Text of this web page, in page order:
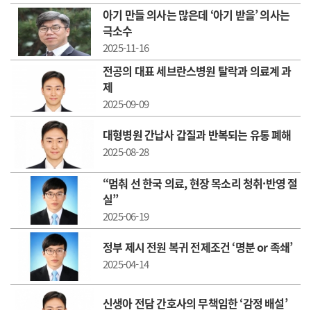
아기 만들 의사는 많은데 ‘아기 받을’ 의사는
극소수
2025-11-16
전공의 대표 세브란스병원 탈락과 의료계 과
제
2025-09-09
대형병원 간납사 갑질과 반복되는 유통 폐해
2025-08-28
“멈춰 선 한국 의료, 현장 목소리 청취·반영 절
실”
2025-06-19
정부 제시 전원 복귀 전제조건 ‘명분 or 족쇄’
2025-04-14
신생아 전담 간호사의 무책임한 ‘감정 배설’